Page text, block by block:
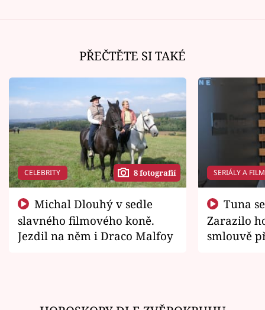
PŘEČTĚTE SI TAKÉ
CELEBRITY 8 fotografií
slavného filmového koně.
Jezdil na něm i Draco Malfoy
SERIÁLY A
Zarazilo
smlouvě